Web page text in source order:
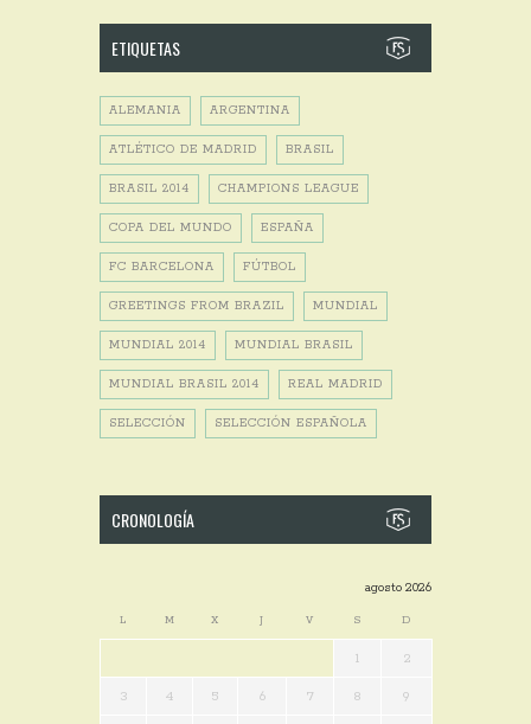
ETIQUETAS
ALEMANIA ARGENTINA
ATLÉTICO DE MADRID BRASIL
BRASIL 2014 CHAMPIONS LEAGUE
COPA DEL MUNDO ESPAÑA
FC BARCELONA FÚTBOL
GREETINGS FROM BRAZIL MUNDIAL
MUNDIAL 2014 MUNDIAL BRASIL
MUNDIAL BRASIL 2014 REAL MADRID
SELECCIÓN SELECCIÓN ESPAÑOLA
CRONOLOGÍA
agosto 2026
L M X J V S D
1 2
3 4 5 6 7 8 9